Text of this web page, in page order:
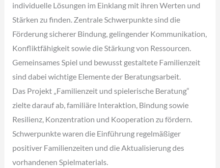
individuelle Lösungen im Einklang mit ihren Werten und
Stärken zu finden. Zentrale Schwerpunkte sind die
Förderung sicherer Bindung, gelingender Kommunikation,
Konfliktfähigkeit sowie die Stärkung von Ressourcen.
Gemeinsames Spiel und bewusst gestaltete Familienzeit
sind dabei wichtige Elemente der Beratungsarbeit.
Das Projekt „Familienzeit und spielerische Beratung“
zielte darauf ab, familiäre Interaktion, Bindung sowie
Resilienz, Konzentration und Kooperation zu fördern.
Schwerpunkte waren die Einführung regelmäßiger
positiver Familienzeiten und die Aktualisierung des
vorhandenen Spielmaterials.